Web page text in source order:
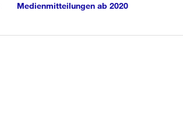
Medienmitteilungen ab 2020